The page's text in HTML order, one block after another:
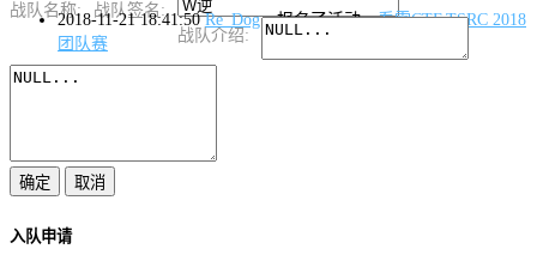
2018-11-21 18:41:50 Re_Dog 报名了活动
看雪CTF.TSRC 2018
团队赛
战队名称:
战队签名:
战队介绍:
入队申请